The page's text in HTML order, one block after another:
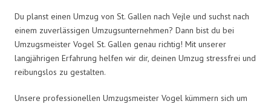
Du planst einen Umzug von St. Gallen nach Vejle und suchst nach
einem zuverlässigen Umzugsunternehmen? Dann bist du bei
Umzugsmeister Vogel St. Gallen genau richtig! Mit unserer
langjährigen Erfahrung helfen wir dir, deinen Umzug stressfrei und
reibungslos zu gestalten.
Unsere professionellen Umzugsmeister Vogel kümmern sich um